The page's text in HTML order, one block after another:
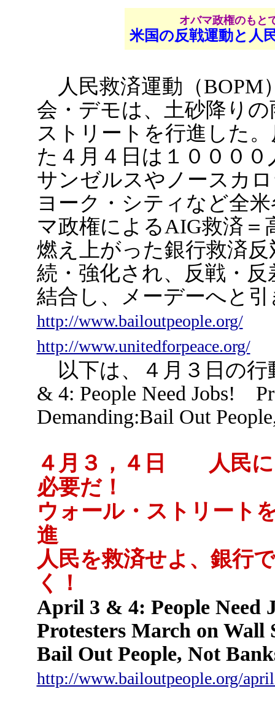
オバマ政権のも
米国の反戦運動と人
人民救済運動（BOPM
会・デモは、土砂降り
ストリートを行進した
た４月４日は１０００
サンゼルスやノースカ
ヨーク・シティなど全
マ政権によるAIG救済
燃え上がった銀行救済
続・強化され、反戦・
結合し、メーデーへと
http://www.bailoutpeople.org/
http://www.unitedforpeace.org/
以下は、４月３日の行
& 4: People Need Jobs!
Demanding:Bail Out
４月３，４日 人民に
必要だ！
ウォール・ストリート
進
人民を救済せよ、銀行
く！
April 3 & 4: People Need
Protesters March on Wall
Bail Out People, Not
http://www.bailoutpeople.org/